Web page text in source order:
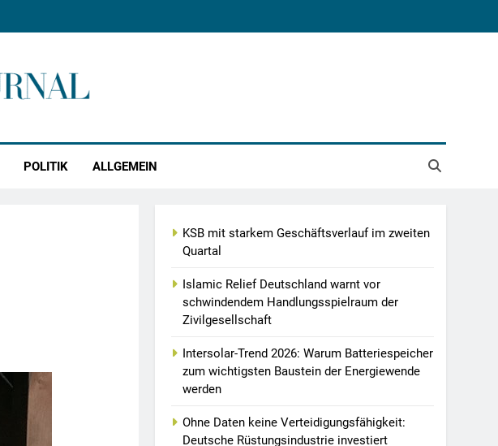
POLITIK ALLGEMEIN
KSB mit starkem Geschäftsverlauf im zweiten
Quartal
Islamic Relief Deutschland warnt vor
schwindendem Handlungsspielraum der
Zivilgesellschaft
Intersolar-Trend 2026: Warum Batteriespeicher
zum wichtigsten Baustein der Energiewende
werden
Ohne Daten keine Verteidigungsfähigkeit:
Deutsche Rüstungsindustrie investiert